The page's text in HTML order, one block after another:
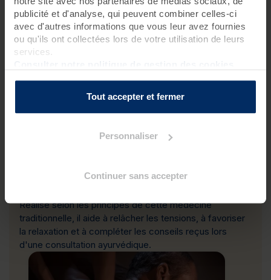
publicité et d'analyse, qui peuvent combiner celles-ci
avec d'autres informations que vous leur avez fournies
ou qu'ils ont collectées lors de votre utilisation de leurs
services.
Tout accepter et fermer
Personnaliser
Continuer sans accepter
émotions, dont la respiration ou pranayama, la
relaxation, la méditation, la visualisation et
autres pratiques du domaine duyogapour se
Toute autre méthode qui permettra de
retrouver une harmonie dans son corps et dans
Parmi les soins proposés, lemassage indien
Réalisé selon les principes de cette médecine
traditionnelle, il aide à relâcher les tensions, à favoriser
la relaxation et à compléter les conseils reçus lors
d'une consultation ayurvédique.